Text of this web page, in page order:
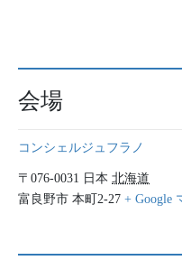
会場
コンシェルジュフラノ
〒076-0031 日本 北海道
富良野市 本町2-27 + Google